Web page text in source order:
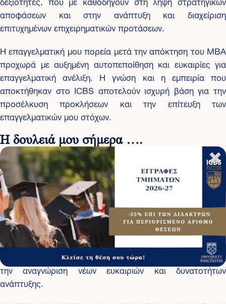
αποφάσεων και στην ανάπτυξη και διαχείριση
επιτυχημένων επιχειρηματικών προτάσεων.
Η επαγγελματική μου πορεία μετά την απόκτηση του MBA
προχωρά με αυξημένη αυτοπεποίθηση και ευκαιρίες για
επαγγελματική ανέλιξη. Η γνώση και η εμπειρία που
αποκτήθηκαν στο ICBS αποτελούν ισχυρή βάση για την
προσέλκυση προκλήσεων και την επίτευξη των
επαγγελματικών μου στόχων.
Η δουλειά μου σήμερα ….
Ως διοικητικό στέλεχος στην τεχνική εταιρεία, ασχολούμαι
με το στρατηγικό μάνατζμεντ και την ανάπτυξη της
εταιρικής πολιτικής. Η εργασία μου περιλαμβάνει τον
σχεδιασμό και την υλοποίηση στρατηγικών προγραμμάτων,
την ανάλυση αγορών και ανταγωνιστικού περιβάλλοντος,
καθώς και την ανάπτυξη επιχειρηματικών σχεδίων. Στη
θέση μου, είμαι υπεύθυνος για την αξιοποίηση των
εσωτερικών και εξωτερικών πόρων της εταιρείας και για
την αναγνώριση νέων ευκαιριών και δυνατοτήτων
ανάπτυξης.